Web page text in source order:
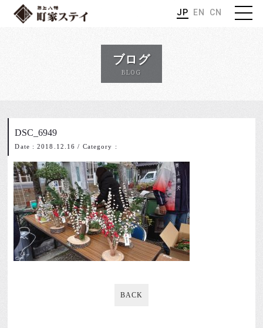
JP EN CN
ブログ
BLOG
DSC_6949
Date : 2018.12.16 / Category :
BACK